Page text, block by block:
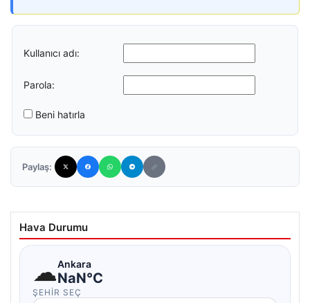
Kullanıcı adı:
Parola:
Beni hatırla
Paylaş:
Hava Durumu
☁Ankara
NaN°C
ŞEHIR SEÇ